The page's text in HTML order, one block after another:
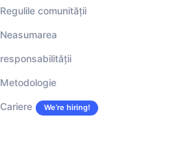
Regulile comunității
Neasumarea
responsabilității
Metodologie
Cariere We’re hiring!